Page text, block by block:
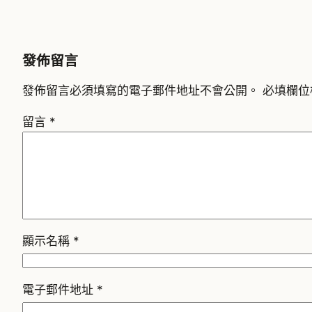
發佈留言
發佈留言必須填寫的電子郵件地址不會公開。 必填欄
留言 *
顯示名稱 *
電子郵件地址 *